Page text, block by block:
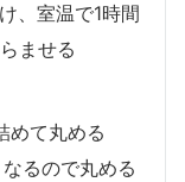
、室温で1時間
ませる
て丸める
るので丸める